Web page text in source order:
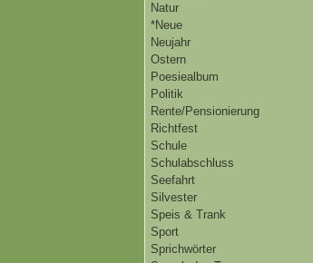
Natur
*Neue
Neujahr
Ostern
Poesiealbum
Politik
Rente/Pensionierung
Richtfest
Schule
Schulabschluss
Seefahrt
Silvester
Speis & Trank
Sport
Sprichwörter